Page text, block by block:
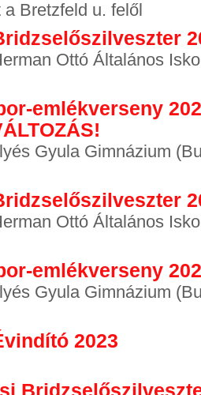
a Bretzfeld u. felől
Ottó Általános
emlékverseny
Gyula Gimnázium
Ottó Általános
emlékverseny
Gyula Gimnázium
2023